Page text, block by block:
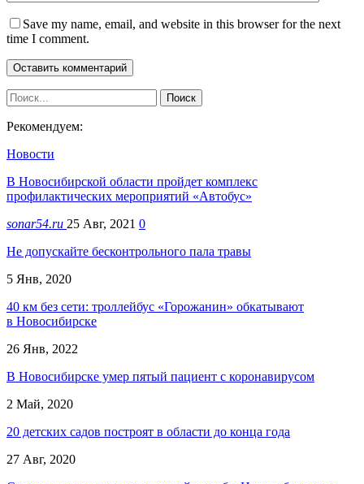
Save my name, email, and website in this browser for the next
time I comment.
Рекомендуем:
Новости
В Новосибирской области пройдет комплекс
профилактических мероприятий «Автобус»
sonar54.ru 25 Авг, 2021 0
Не допускайте бесконтрольного пала травы
5 Янв, 2020
40 км без сети: троллейбус «Горожанин» обкатывают
в Новосибирске
26 Янв, 2022
В Новосибирске умер пятый пациент с коронавирусом
2 Май, 2020
20 детских садов построят в области до конца года
27 Авг, 2020